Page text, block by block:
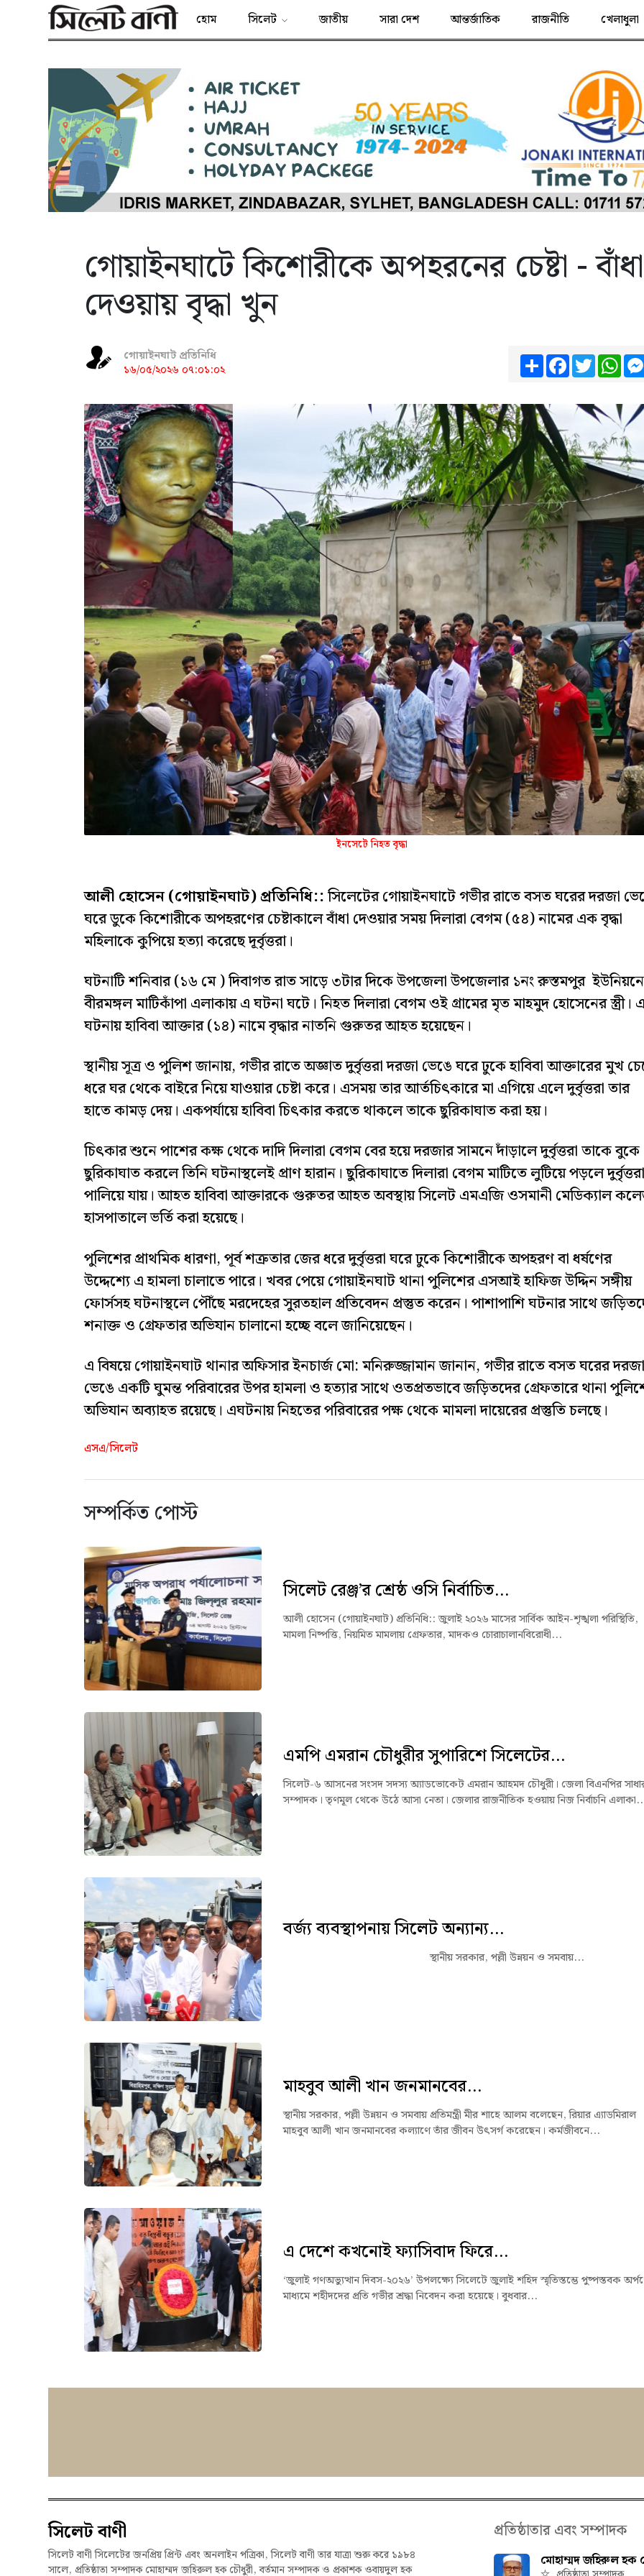
হোম সিলেট জাতীয় সারা দেশ আন্তর্জাতিক রাজনীতি খেলাধুলা
গোয়াইনঘাটে কিশোরীকে অপহরনের চেষ্টা - বাঁধা
দেওয়ায় বৃদ্ধা খুন
গোয়াইনঘাট প্রতিনিধি
১৬/০৫/২০২৬ ০৭:০১:০২
ShareFacebook
Twitter
ইনসেটে নিহত বৃদ্ধা
আলী হোসেন (গোয়াইনঘাট) প্রতিনিধি::সিলেটের গোয়াইনঘাটে গভীর রাতে বসত ঘরের দরজা
ঘরে ডুকে কিশোরীকে অপহরণের চেষ্টাকালে বাঁধা দেওয়ার সময় দিলারা বেগম (৫৪) নামের এক বৃদ্ধা
মহিলাকে কুপিয়ে হত্যা করেছে দূর্বৃত্তরা।
ঘটনাটি শনিবার (১৬ মে ) দিবাগত রাত সাড়ে ৩টার দিকে উপজেলা উপজেলার ১নং রুস্তমপুর
বীরমঙ্গল মাটিকাঁপা এলাকায় এ ঘটনা ঘটে। নিহত দিলারা বেগম ওই গ্রামের মৃত মাহমুদ হোসেনের স্ত্রী।
ঘটনায় হাবিবা আক্তার (১৪) নামে বৃদ্ধার নাতনি গুরুতর আহত হয়েছেন।
স্থানীয় সূত্র ও পুলিশ জানায়, গভীর রাতে অজ্ঞাত দুর্বৃত্তরা দরজা ভেঙে ঘরে ঢুকে হাবিবা আক্তারের মুখ
ধরে ঘর থেকে বাইরে নিয়ে যাওয়ার চেষ্টা করে। এসময় তার আর্তচিৎকারে মা এগিয়ে এলে দুর্বৃত্তরা তার
হাতে কামড় দেয়। একপর্যায়ে হাবিবা চিৎকার করতে থাকলে তাকে ছুরিকাঘাত করা হয়।
চিৎকার শুনে পাশের কক্ষ থেকে দাদি দিলারা বেগম বের হয়ে দরজার সামনে দাঁড়ালে দুর্বৃত্তরা তাকে বুকে
ছুরিকাঘাত করলে তিনি ঘটনাস্থলেই প্রাণ হারান। ছুরিকাঘাতে দিলারা বেগম মাটিতে লুটিয়ে পড়লে দুর্বৃত্তরা
পালিয়ে যায়। আহত হাবিবা আক্তারকে গুরুতর আহত অবস্থায় সিলেট এমএজি ওসমানী মেডিক্যাল
হাসপাতালে ভর্তি করা হয়েছে।
পুলিশের প্রাথমিক ধারণা, পূর্ব শত্রুতার জের ধরে দুর্বৃত্তরা ঘরে ঢুকে কিশোরীকে অপহরণ বা ধর্ষণের
উদ্দেশ্যে এ হামলা চালাতে পারে। খবর পেয়ে গোয়াইনঘাট থানা পুলিশের এসআই হাফিজ উদ্দিন সঙ্গীয়
ফোর্সসহ ঘটনাস্থলে পৌঁছে মরদেহের সুরতহাল প্রতিবেদন প্রস্তুত করেন। পাশাপাশি ঘটনার সাথে
শনাক্ত ও গ্রেফতার অভিযান চালানো হচ্ছে বলে জানিয়েছেন।
এ বিষয়ে গোয়াইনঘাট থানার অফিসার ইনচার্জ মো: মনিরুজ্জামান জানান, গভীর রাতে বসত ঘরের দরজা
ভেঙে একটি ঘুমন্ত পরিবারের উপর হামলা ও হত্যার সাথে ওতপ্রতভাবে জড়িতদের গ্রেফতারে থানা
অভিযান অব্যাহত রয়েছে। এঘটনায় নিহতের পরিবারের পক্ষ থেকে মামলা দায়েরের প্রস্তুতি চলছে।
এসএ/সিলেট
সম্পর্কিত পোস্ট
সিলেট রেঞ্জ’র শ্রেষ্ঠ ওসি নির্বাচিত...
আলী হোসেন (গোয়াইনঘাট) প্রতিনিধি:: ‎জুলাই ২০২৬ মাসের সার্বিক আইন-শৃঙ্খলা পরিস্থিতি,
মামলা নিষ্পত্তি, নিয়মিত মামলায় গ্রেফতার, মাদকও চোরাচালানবিরোধী...
এমপি এমরান চৌধুরীর সুপারিশে সিলেটের...
সিলেট-৬ আসনের সংসদ সদস্য অ্যাডভোকেট এমরান আহমদ চৌধুরী। জেলা বিএনপির
সম্পাদক। তৃণমূল থেকে উঠে আসা নেতা। জেলার রাজনীতিক হওয়ায় নিজ নির্বাচনি
বর্জ্য ব্যবস্থাপনায় সিলেট অন্যান্য...
স্থানীয় সরকার, পল্লী উন্নয়ন ও সমবায়...
মাহবুব আলী খান জনমানবের...
স্থানীয় সরকার, পল্লী উন্নয়ন ও সমবায় প্রতিমন্ত্রী মীর শাহে আলম বলেছেন, রিয়ার এ্যাডমিরাল
মাহবুব আলী খান জনমানবের কল্যাণে তাঁর জীবন উৎসর্গ করেছেন। কর্মজীবনে...
এ দেশে কখনোই ফ্যাসিবাদ ফিরে...
‘জুলাই গণঅভ্যুত্থান দিবস-২০২৬’ উপলক্ষ্যে সিলেটে জুলাই শহিদ স্মৃতিস্তম্ভে পুষ্পস্তবক
মাধ্যমে শহীদদের প্রতি গভীর শ্রদ্ধা নিবেদন করা হয়েছে। বুধবার...
সিলেট বাণী
সিলেট বাণী সিলেটের জনপ্রিয় প্রিন্ট এবং অনলাইন পত্রিকা, সিলেট বাণী তার যাত্রা শুরু করে ১৯৮৪
সালে, প্রতিষ্ঠাতা সম্পাদক মোহাম্মদ জহিরুল হক চৌধুরী, বর্তমান সম্পাদক ও প্রকাশক ওবায়দুল হক
প্রতিষ্ঠাতার এবং সম্পাদক
মোহাম্মদ জহিরুল হক